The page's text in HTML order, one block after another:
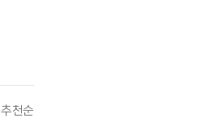
추천순